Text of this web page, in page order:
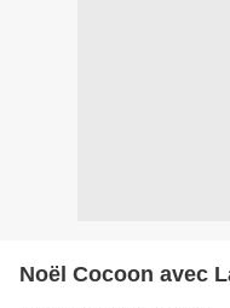
Noël Cocoon avec